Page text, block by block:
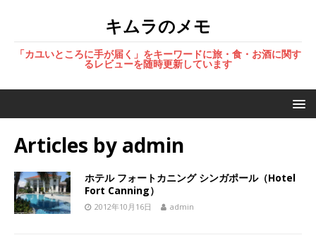
キムラのメモ
「カユいところに手が届く」をキーワードに旅・食・お酒に関す
るレビューを随時更新しています
Articles by admin
ホテル フォートカニング シンガポール（Hotel
Fort Canning）
2012年10月16日 admin